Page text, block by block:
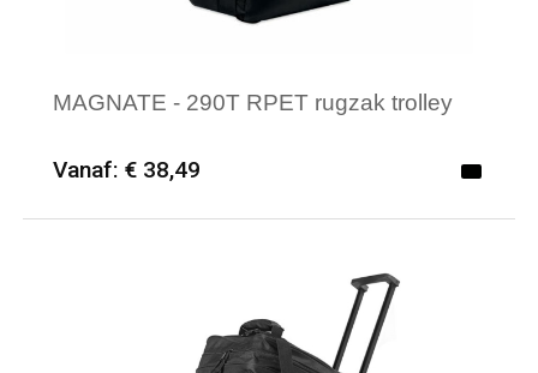
MAGNATE - 290T RPET rugzak trolley
Vanaf: € 38,49
Minimale afname: 6